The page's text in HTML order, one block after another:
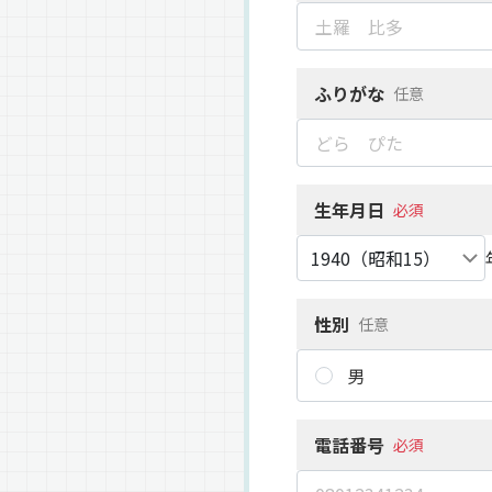
ふりがな 任意
生年月日 必須
性別 任意
男
電話番号 必須